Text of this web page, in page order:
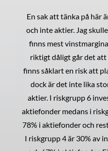
En sak att tänka på här
och inte aktier. Jag
finns mest
riktigt dåligt går det att
finns såklart en risk att
dock är det inte lika
aktier. I riskgrupp 6
aktiefonder medans i
78% i aktiefonder och
I riskgrupp 4 är 30% av